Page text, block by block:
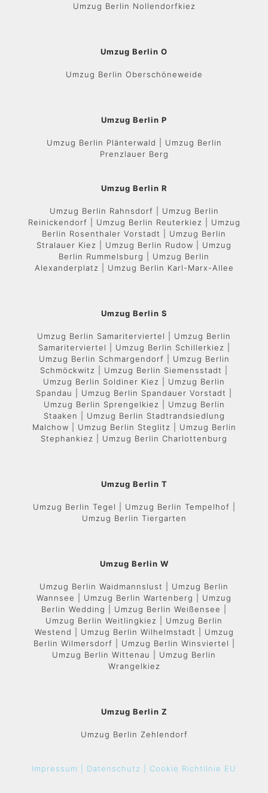
Umzug Berlin Nollendorfkiez
Umzug Berlin O
Umzug Berlin Oberschöneweide
Umzug Berlin P
Umzug Berlin Plänterwald | Umzug Berlin
Prenzlauer Berg
Umzug Berlin R
Umzug Berlin Rahnsdorf | Umzug Berlin
Reinickendorf | Umzug Berlin Reuterkiez | Umzug
Berlin Rosenthaler Vorstadt | Umzug Berlin
Stralauer Kiez | Umzug Berlin Rudow | Umzug
Berlin Rummelsburg | Umzug Berlin
Alexanderplatz | Umzug Berlin Karl-Marx-Allee
Umzug Berlin S
Umzug Berlin Samariterviertel | Umzug Berlin
Samariterviertel | Umzug Berlin Schillerkiez |
Umzug Berlin Schmargendorf | Umzug Berlin
Schmöckwitz | Umzug Berlin Siemensstadt |
Umzug Berlin Soldiner Kiez | Umzug Berlin
Spandau | Umzug Berlin Spandauer Vorstadt |
Umzug Berlin Sprengelkiez | Umzug Berlin
Staaken | Umzug Berlin Stadtrandsiedlung
Malchow | Umzug Berlin Steglitz | Umzug Berlin
Stephankiez | Umzug Berlin Charlottenburg
Umzug Berlin T
Umzug Berlin Tegel | Umzug Berlin Tempelhof |
Umzug Berlin Tiergarten
Umzug Berlin W
Umzug Berlin Waidmannslust | Umzug Berlin
Wannsee | Umzug Berlin Wartenberg | Umzug
Berlin Wedding | Umzug Berlin Weißensee |
Umzug Berlin Weitlingkiez | Umzug Berlin
Westend | Umzug Berlin Wilhelmstadt | Umzug
Berlin Wilmersdorf | Umzug Berlin Winsviertel |
Umzug Berlin Wittenau | Umzug Berlin
Wrangelkiez
Umzug Berlin Z
Umzug Berlin Zehlendorf
Impressum | Datenschutz | Cookie Richtlinie EU